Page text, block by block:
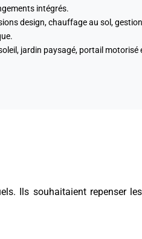
intégrés.
design, chauffage au sol,
jardin paysagé, portail motorisé
Ils souhaitaient repenser